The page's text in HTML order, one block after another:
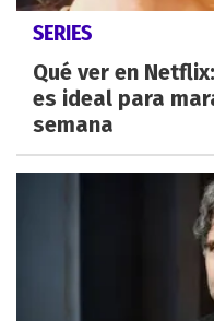
SERIES
Qué ver en
es ideal para
semana